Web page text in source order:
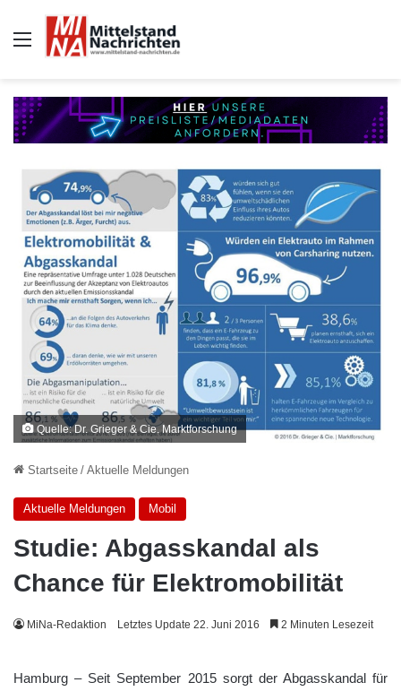
Auswahl
Quelle: Dr. Grieger & Cie. Marktforschung
Startseite / Aktuelle Meldungen
Aktuelle Meldungen Mobil
Studie: Abgasskandal als
Chance für Elektromobilität
MiNa-Redaktion Letztes Update 22. Juni 2016 2 Minuten Lesezeit
Hamburg – Seit September 2015 sorgt der Abgasskandal für